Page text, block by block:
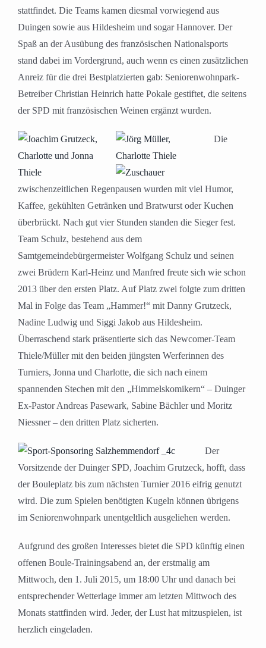
stattfindet. Die Teams kamen diesmal vorwiegend aus
Duingen sowie aus Hildesheim und sogar Hannover. Der
Spaß an der Ausübung des französischen Nationalsports
stand dabei im Vordergrund, auch wenn es einen zusätzlichen
Anreiz für die drei Bestplatzierten gab: Seniorenwohnpark-
Betreiber Christian Heinrich hatte Pokale gestiftet, die seitens
der SPD mit französischen Weinen ergänzt wurden.
Die
zwischenzeitlichen Regenpausen wurden mit viel Humor,
Kaffee, gekühlten Getränken und Bratwurst oder Kuchen
überbrückt. Nach gut vier Stunden standen die Sieger fest.
Team Schulz, bestehend aus dem
Samtgemeindebürgermeister Wolfgang Schulz und seinen
zwei Brüdern Karl-Heinz und Manfred freute sich wie schon
2013 über den ersten Platz. Auf Platz zwei folgte zum dritten
Mal in Folge das Team „Hammer!“ mit Danny Grutzeck,
Nadine Ludwig und Siggi Jakob aus Hildesheim.
Überraschend stark präsentierte sich das Newcomer-Team
Thiele/Müller mit den beiden jüngsten Werferinnen des
Turniers, Jonna und Charlotte, die sich nach einem
spannenden Stechen mit den „Himmelskomikern“ – Duinger
Ex-Pastor Andreas Pasewark, Sabine Bächler und Moritz
Niessner – den dritten Platz sicherten.
Der
Vorsitzende der Duinger SPD, Joachim Grutzeck, hofft, dass
der Bouleplatz bis zum nächsten Turnier 2016 eifrig genutzt
wird. Die zum Spielen benötigten Kugeln können übrigens
im Seniorenwohnpark unentgeltlich ausgeliehen werden.
Aufgrund des großen Interesses bietet die SPD künftig einen
offenen Boule-Trainingsabend an, der erstmalig am
Mittwoch, den 1. Juli 2015, um 18:00 Uhr und danach bei
entsprechender Wetterlage immer am letzten Mittwoch des
Monats stattfinden wird. Jeder, der Lust hat mitzuspielen, ist
herzlich eingeladen.